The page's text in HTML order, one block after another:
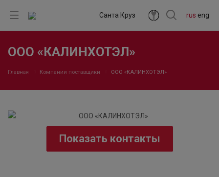
rus eng
Санта Круз
ООО «КАЛИНХОТЭЛ»
Главная Компании поставщики ООО «КАЛИНХОТЭЛ»
Показать контакты